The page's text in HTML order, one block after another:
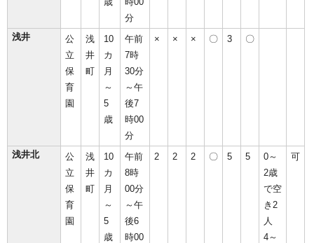
分
浅井
公
立
保
育
園
浅
井
町
10
カ
月
～
5
歳
午前
7時
30分
～午
後7
時00
分
× × × 〇 3 〇
浅井北
公
立
保
育
園
浅
井
町
10
カ
月
～
5
歳
午前
8時
00分
～午
後6
時00
2 2 2 〇 5 5
0～
2歳
で空
き2
人
4～
可